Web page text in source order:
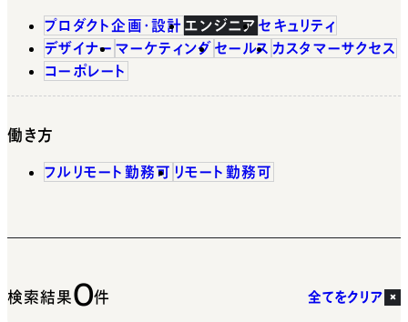
プロダクト企画・設計 エンジニア セキュリティ
デザイナー マーケティング セールス カスタマーサクセス
コーポレート
働き方
フルリモート勤務可 リモート勤務可
検索結果0件 全てをクリア